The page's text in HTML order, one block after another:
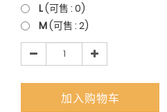
L(可售 :0)
M(可售 :2)
加入购物车